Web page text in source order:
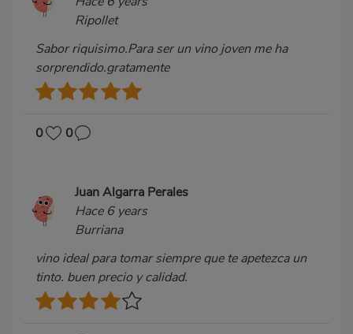
Ripollet
Sabor riquisimo.Para ser un vino joven me ha
sorprendido.gratamente
0 0
Juan Algarra Perales
Hace 6 years
Burriana
vino ideal para tomar siempre que te apetezca un
tinto. buen precio y calidad.